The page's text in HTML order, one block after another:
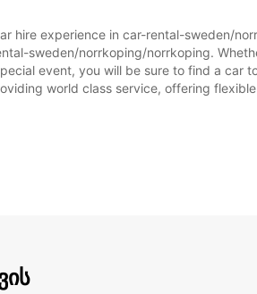
hire experience in car-rental-sweden/
sweden/norrkoping/norrkoping.
event, you will be sure to find a car
world class service, offering